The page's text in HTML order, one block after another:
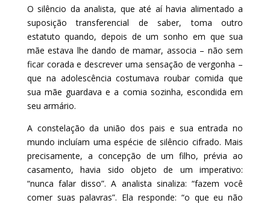
O silêncio da analista, que até aí havia alimentado a
suposição transferencial de saber, toma outro
estatuto quando, depois de um sonho em que sua
mãe estava lhe dando de mamar, associa – não sem
ficar corada e descrever uma sensação de vergonha –
que na adolescência costumava roubar comida que
sua mãe guardava e a comia sozinha, escondida em
seu armário.
A constelação da união dos pais e sua entrada no
mundo incluíam uma espécie de silêncio cifrado. Mais
precisamente, a concepção de um filho, prévia ao
casamento, havia sido objeto de um imperativo:
“nunca falar disso”. A analista sinaliza: “fazem você
comer suas palavras”. Ela responde: “o que eu não